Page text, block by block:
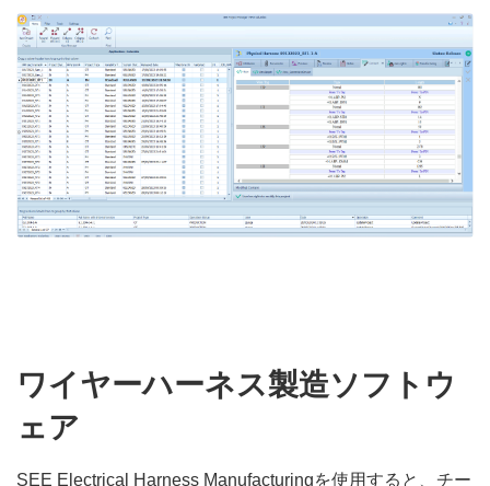
ワイヤーハーネス製造ソフトウ
ェア
SEE Electrical Harness Manufacturingを使用すると、チー